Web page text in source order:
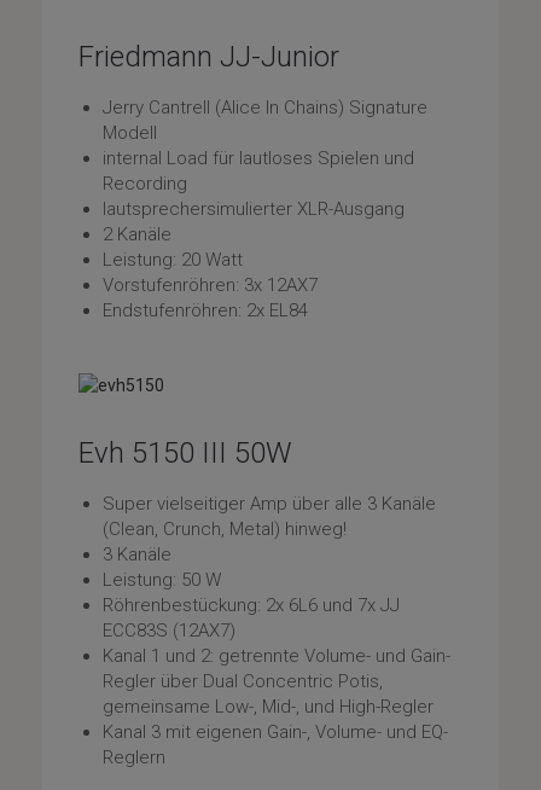
Friedmann JJ-Junior
Jerry Cantrell (Alice In Chains) Signature
Modell
internal Load für lautloses Spielen und
Recording
lautsprechersimulierter XLR-Ausgang
2 Kanäle
Leistung: 20 Watt
Vorstufenröhren: 3x 12AX7
Endstufenröhren: 2x EL84
Evh 5150 III 50W
Super vielseitiger Amp über alle 3 Kanäle
(Clean, Crunch, Metal) hinweg!
3 Kanäle
Leistung: 50 W
Röhrenbestückung: 2x 6L6 und 7x JJ
ECC83S (12AX7)
Kanal 1 und 2: getrennte Volume- und Gain-
Regler über Dual Concentric Potis,
gemeinsame Low-, Mid-, und High-Regler
Kanal 3 mit eigenen Gain-, Volume- und EQ-
Reglern